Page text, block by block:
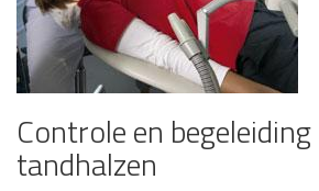
Controle en
tandhalzen